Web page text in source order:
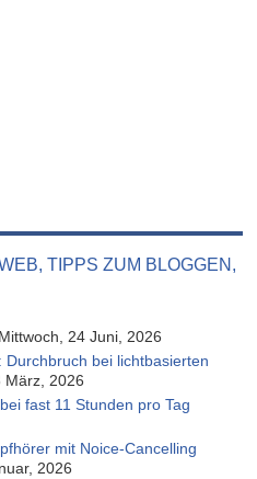
TIPPS ZUM BLOGGEN,
Mittwoch, 24 Juni, 2026
bei lichtbasierten
März, 2026
fast 11 Stunden pro Tag
mit Noice-Cancelling
2026